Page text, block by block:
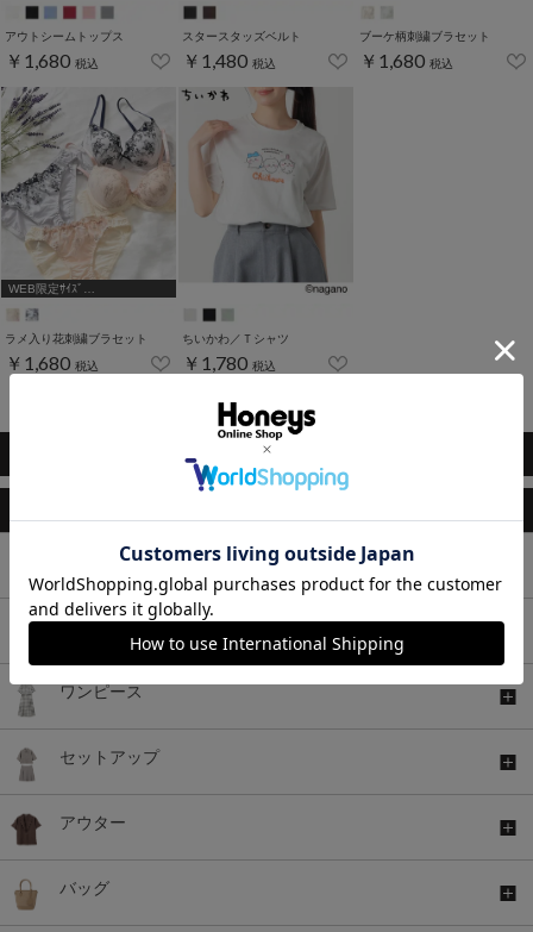
アウトシームトップス
￥1,680 税込
スタースタッズベルト
￥1,480 税込
ブーケ柄刺繍ブラセット
￥1,680 税込
WEB限定ｻｲｽﾞ
ラメ入り花刺繍ブラセット
￥1,680 税込
ちいかわ／Ｔシャツ
￥1,780 税込
1～8件 (全8件)
トップス
ボトムス
ワンピース
セットアップ
アウター
バッグ